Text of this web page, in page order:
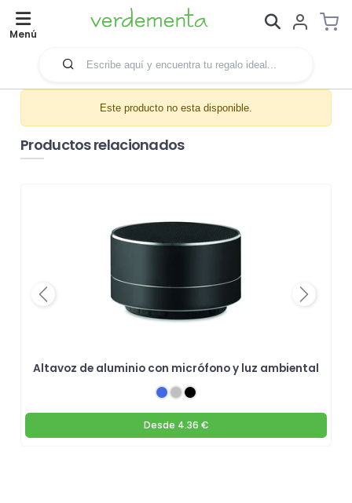
Menú
Este producto no esta disponible.
Productos relacionados
Altavoz de aluminio con micrófono y luz ambiental
Desde 4.36 €
Previous Next